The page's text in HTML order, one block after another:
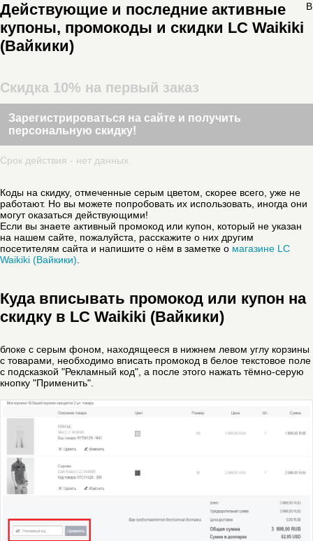
Действующие и последние активные
купоны, промокоды и скидки LC Waikiki
(Вайкики)
Скидка 10% на первый заказ
Зарегистрироваться на сайте и получить
персональную скидку!
Срок действия - нет данных.
Коды на скидку, отмеченные серым цветом, скорее всего, уже не
работают. Но вы можете попробовать их использовать, иногда они
могут оказаться действующими!
Если вы знаете активный промокод или купон, который не указан
на нашем сайте, пожалуйста, расскажите о них другим
посетителям сайта и напишите о нём в заметке о магазине LC
Waikiki (Вайкики)
Куда вписывать промокод или купон на
скидку в LC Waikiki (Вайкики)
В
блоке с серым фоном, находящееся в нижнем левом углу корзины
с товарами, необходимо вписать промокод в белое текстовое поле
с подсказкой "Рекламный код", а после этого нажать тёмно-серую
кнопку "Применить".